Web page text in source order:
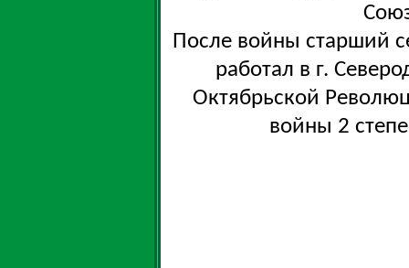
После войны старший
работал в г.
Октябрьской
войны 2